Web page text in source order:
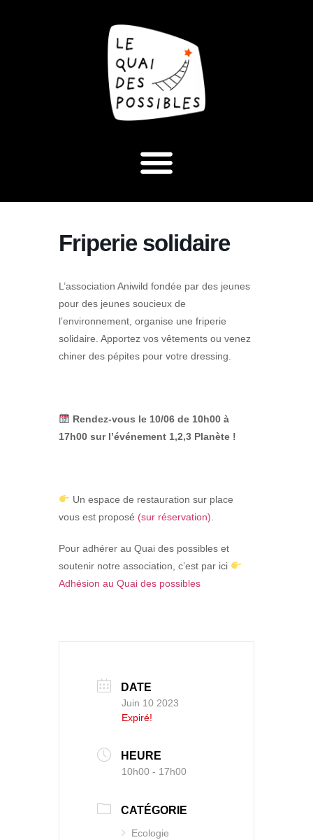
Friperie solidaire
L’association Aniwild fondée par des jeunes
pour des jeunes soucieux de
l’environnement, organise une friperie
solidaire. Apportez vos vêtements ou venez
chiner des pépites pour votre dressing.
Rendez-vous le 10/06 de 10h00 à
17h00 sur l’événement 1,2,3 Planète !
Un espace de restauration sur place
vous est proposé (sur réservation).
Pour adhérer au Quai des possibles et
soutenir notre association, c’est par ici
Adhésion au Quai des possibles
DATE
Juin 10 2023
Expiré!
HEURE
10h00 - 17h00
CATÉGORIE
Ecologie